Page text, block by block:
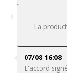
La
07/08 16:08
L'accord